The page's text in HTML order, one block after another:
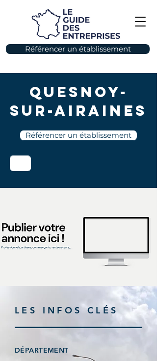
Référencer un établissement
Quesnoy-
sur-Airaines
Référencer un établissement
LES INFOS CLÉS
DÉPARTEMENT